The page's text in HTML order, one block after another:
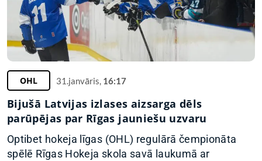
OHL 31.janvāris, 16:17
Bijušā Latvijas izlases aizsarga dēls
parūpējas par Rīgas jauniešu uzvaru
Optibet hokeja līgas (OHL) regulārā čempionāta
spēlē Rīgas Hokeja skola savā laukumā ar